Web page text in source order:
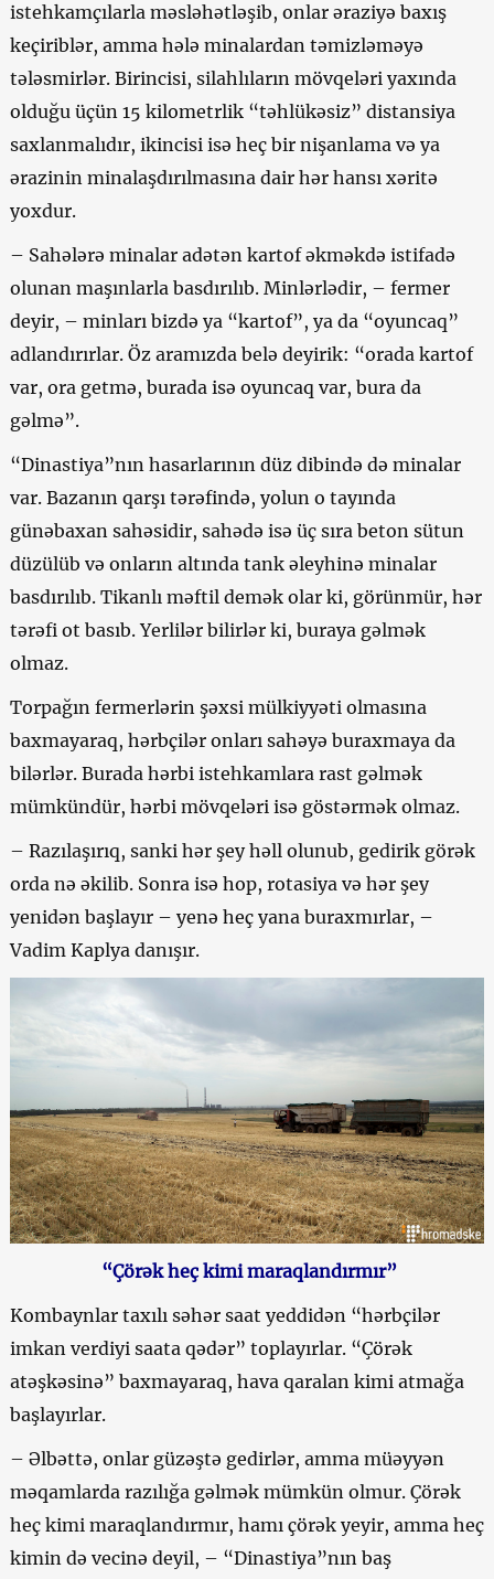
istehkamçılarla məsləhətləşib, onlar əraziyə baxış
keçiriblər, amma hələ minalardan təmizləməyə
tələsmirlər. Birincisi, silahlıların mövqeləri yaxında
olduğu üçün 15 kilometrlik “təhlükəsiz” distansiya
saxlanmalıdır, ikincisi isə heç bir nişanlama və ya
ərazinin minalaşdırılmasına dair hər hansı xəritə
yoxdur.
– Sahələrə minalar adətən kartof əkməkdə istifadə
olunan maşınlarla basdırılıb. Minlərlədir, – fermer
deyir, – minları bizdə ya “kartof”, ya da “oyuncaq”
adlandırırlar. Öz aramızda belə deyirik: “orada kartof
var, ora getmə, burada isə oyuncaq var, bura da
gəlmə”.
“Dinastiya”nın hasarlarının düz dibində də minalar
var. Bazanın qarşı tərəfində, yolun o tayında
günəbaxan sahəsidir, sahədə isə üç sıra beton sütun
düzülüb və onların altında tank əleyhinə minalar
basdırılıb. Tikanlı məftil demək olar ki, görünmür, hər
tərəfi ot basıb. Yerlilər bilirlər ki, buraya gəlmək
olmaz.
Torpağın fermerlərin şəxsi mülkiyyəti olmasına
baxmayaraq, hərbçilər onları sahəyə buraxmaya da
bilərlər. Burada hərbi istehkamlara rast gəlmək
mümkündür, hərbi mövqeləri isə göstərmək olmaz.
– Razılaşırıq, sanki hər şey həll olunub, gedirik görək
orda nə əkilib. Sonra isə hop, rotasiya və hər şey
yenidən başlayır – yenə heç yana buraxmırlar, –
Vadim Kaplya danışır.
“Çörək heç kimi maraqlandırmır”
Kombaynlar taxılı səhər saat yeddidən “hərbçilər
imkan verdiyi saata qədər” toplayırlar. “Çörək
atəşkəsinə” baxmayaraq, hava qaralan kimi atmağa
başlayırlar.
– Əlbəttə, onlar güzəştə gedirlər, amma müəyyən
məqamlarda razılığa gəlmək mümkün olmur. Çörək
heç kimi maraqlandırmır, hamı çörək yeyir, amma heç
kimin də vecinə deyil, – “Dinastiya”nın baş